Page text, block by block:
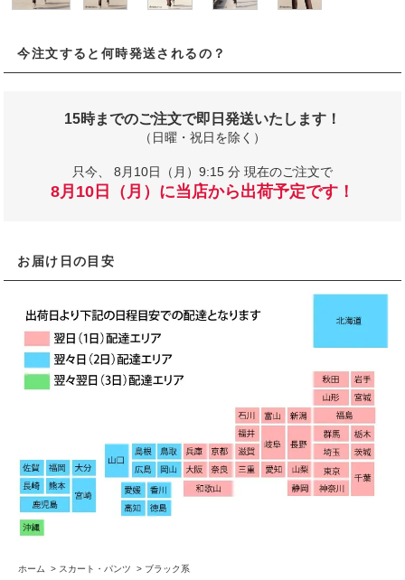
今注文すると何時発送されるの？
15時までのご注文で即日発送いたします！
（日曜・祝日を除く）
只今、 8月10日（月）9:15 分 現在のご注文で
8月10日（月）に当店から出荷予定です！
お届け日の目安
ホーム > スカート・パンツ > ブラック系